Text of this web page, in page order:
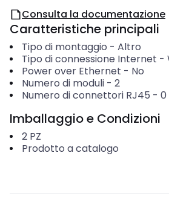
Consulta la documentazione
Caratteristiche principali
Tipo di montaggio - Altro
Tipo di connessione Internet -
Power over Ethernet - No
Numero di moduli- 2
Numero di connettori RJ45 - 0
Imballaggio e Condizioni
2 PZ
Prodotto a catalogo